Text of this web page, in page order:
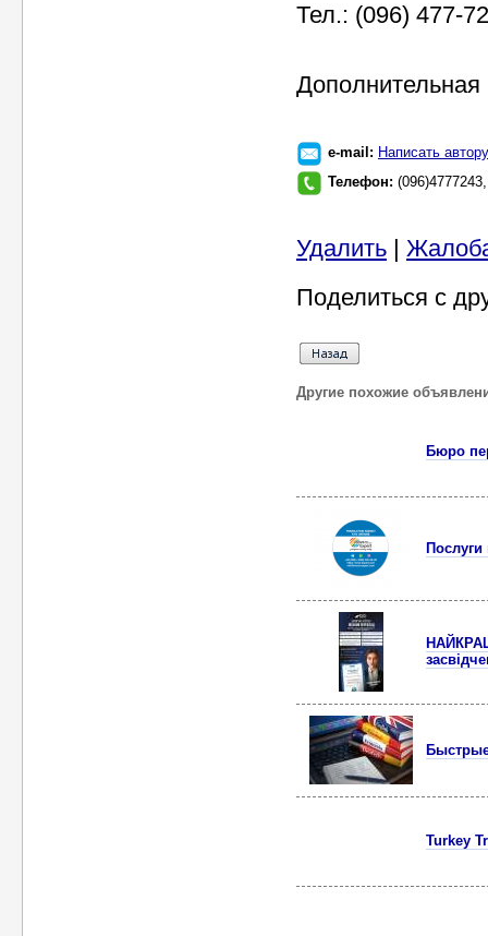
Тел.: (096) 477-
e-mail: Написать автору
Телефон:
Удалить |
Поделиться с
Другие похожие
Бюро
Послуги
Turkey